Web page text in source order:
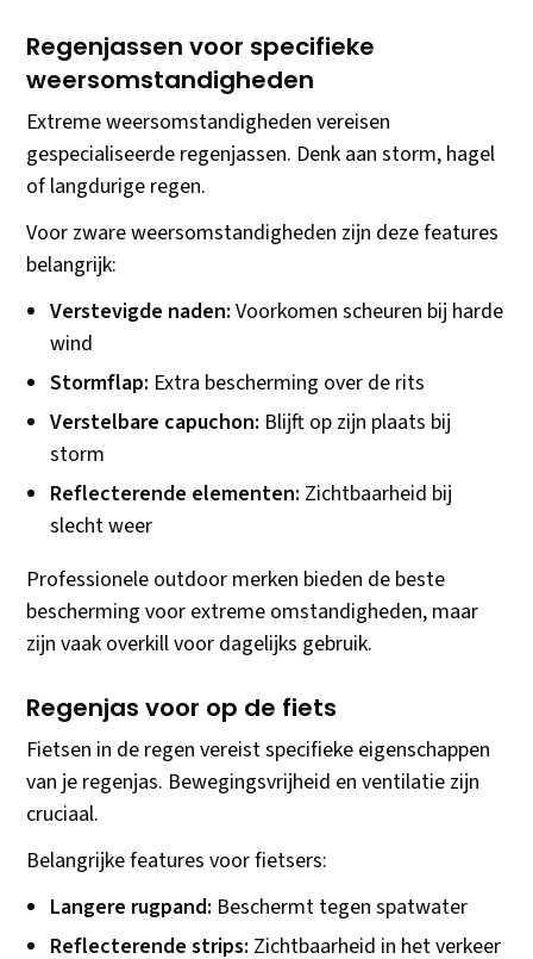
Regenjassen voor specifieke
weersomstandigheden
Extreme weersomstandigheden vereisen
gespecialiseerde regenjassen. Denk aan storm, hagel
of langdurige regen.
Voor zware weersomstandigheden zijn deze features
belangrijk:
Verstevigde naden: Voorkomen scheuren bij harde
wind
Stormflap: Extra bescherming over de rits
Verstelbare capuchon: Blijft op zijn plaats bij
storm
Reflecterende elementen: Zichtbaarheid bij
slecht weer
Professionele outdoor merken bieden de beste
bescherming voor extreme omstandigheden, maar
zijn vaak overkill voor dagelijks gebruik.
Regenjas voor op de fiets
Fietsen in de regen vereist specifieke eigenschappen
van je regenjas. Bewegingsvrijheid en ventilatie zijn
cruciaal.
Belangrijke features voor fietsers:
Langere rugpand: Beschermt tegen spatwater
Reflecterende strips: Zichtbaarheid in het verkeer